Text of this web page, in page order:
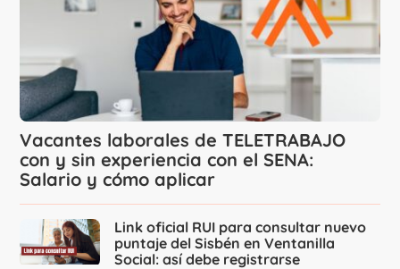
Vacantes laborales de TELETRABAJO
con y sin experiencia con el SENA:
Salario y cómo aplicar
Link oficial RUI para consultar nuevo
puntaje del Sisbén en Ventanilla
Social: así debe registrarse